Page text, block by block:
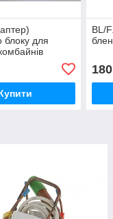
блоку для
BL/
180